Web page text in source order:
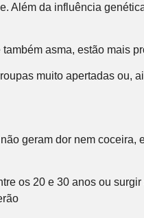
Além da influência
asma, estão mais
muito apertadas ou,
geram dor nem coceira,
os 20 e 30 anos ou